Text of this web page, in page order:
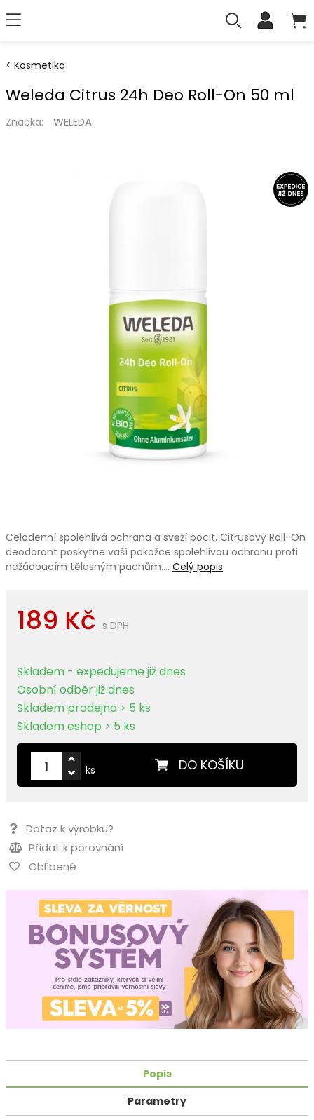
Kosmetika
Weleda Citrus 24h Deo Roll-On 50 ml
Značka: WELEDA
Celodenní spolehlivá ochrana a svěží pocit. Citrusový Roll-On
deodorant poskytne vaší pokožce spolehlivou ochranu proti
nežádoucím tělesným pachům.… Celý popis
189 Kč s DPH
Skladem - expedujeme již dnes
Osobní odběr již dnes
Skladem prodejna > 5 ks
Skladem eshop > 5 ks
DO KOŠÍKU
ks
Dotaz k výrobku?
Přidat k porovnání
Oblíbené
Popis
Parametry